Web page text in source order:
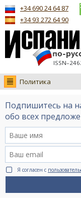
+34 690 24 64 87
+34 93 272 64 90
Политика
Новости
Интервью
Видео Ruso.TV
BCN life
Сервис на немецком
Подпишитесь на
обо всех
Я согласен с